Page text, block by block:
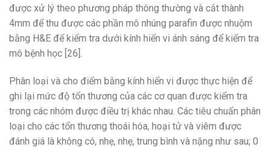
được xử lý theo phương pháp thông thường và cắt thành
4mm để thu được các phần mô nhúng parafin được nhuộm
bằng H&E để kiểm tra dưới kính hiển vi ánh sáng để kiểm tra
mô bệnh học [26].
Phân loại và cho điểm bằng kính hiển vi được thực hiện để
ghi lại mức độ tổn thương của các cơ quan được kiểm tra
trong các nhóm được điều trị khác nhau. Các tiêu chuẩn phân
loại cho các tổn thương thoái hóa, hoại tử và viêm được
đánh giá là không có, nhẹ, nhẹ, trung bình và nặng như sau; 0